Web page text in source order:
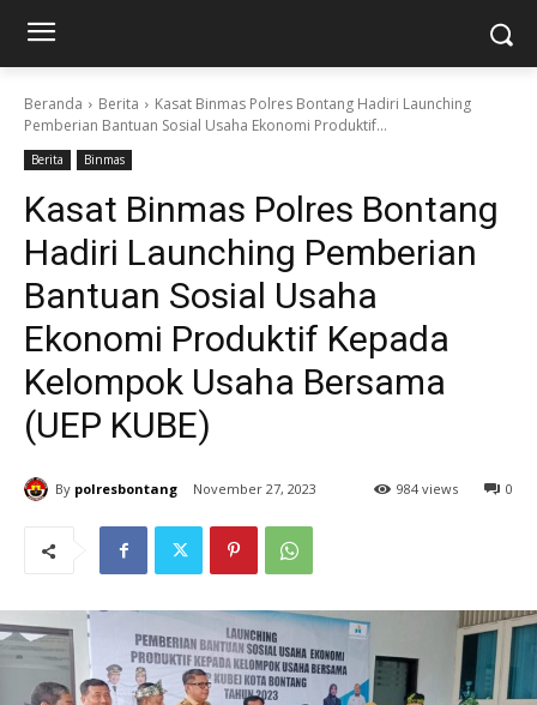
Beranda Berita
Kasat Binmas Polres Bontang Hadiri Launching
Pemberian Bantuan Sosial Usaha Ekonomi Produktif...
Berita Binmas
Kasat Binmas Polres Bontang
Hadiri Launching Pemberian
Bantuan Sosial Usaha
Ekonomi Produktif Kepada
Kelompok Usaha Bersama
(UEP KUBE)
By polresbontang November 27, 2023 0
984 views